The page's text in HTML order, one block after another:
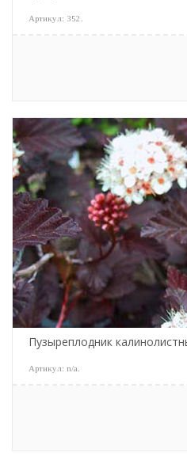
Артикул: 352
Пузыреплодник
Артикул: n/a